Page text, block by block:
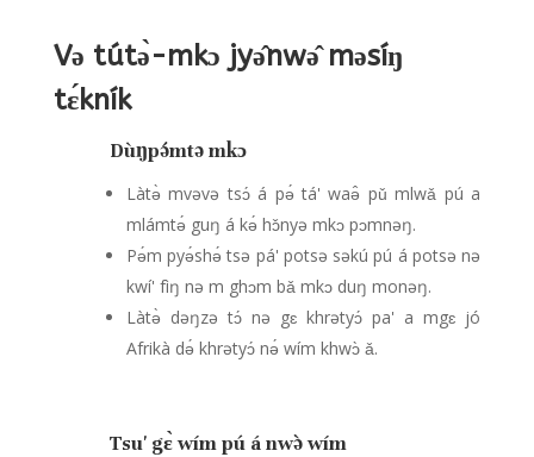
Və tútə̀-mkɔ jyə̂nwə̂ məsíŋ
tɛ́kník
Dùŋpə́mtə mkɔ
Làtə̀ mvəvə tsɔ́ á pə́ tá' waə̂ pǔ mlwǎ pú a
mlámtə́ guŋ á kə́ hɔ̌nyə mkɔ pɔmnəŋ.
Pə́m pyə́shə́ tsə pá' potsə səkú pú á potsə nə
kwí' fìŋ nə m ghɔm bǎ mkɔ duŋ monəŋ.
Làtə̀ dəŋzə tɔ́ nə gɛ khrətyɔ́ pa' a mgɛ jó
Afrikà də́ khrətyɔ́ nə́ wím khwɔ̀ ǎ.
Tsu' gɛ̀ wím pú á nwə̀ wím